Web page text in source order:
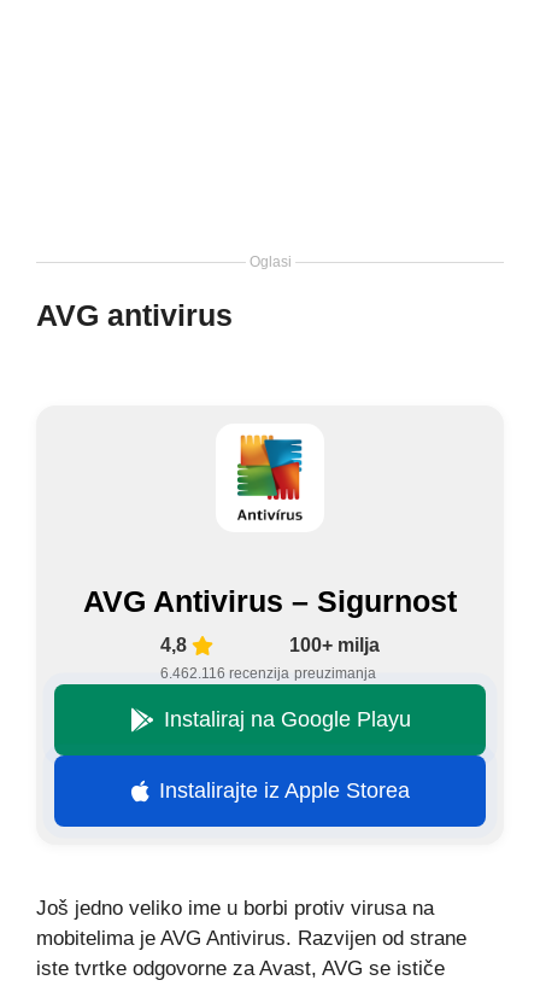
Oglasi
AVG antivirus
AVG Antivirus – Sigurnost
4,8
6.462.116 recenzija
100+ milja
preuzimanja
Instaliraj na Google Playu
Instalirajte iz Apple Storea
Još jedno veliko ime u borbi protiv virusa na
mobitelima je AVG Antivirus. Razvijen od strane
iste tvrtke odgovorne za Avast, AVG se ističe